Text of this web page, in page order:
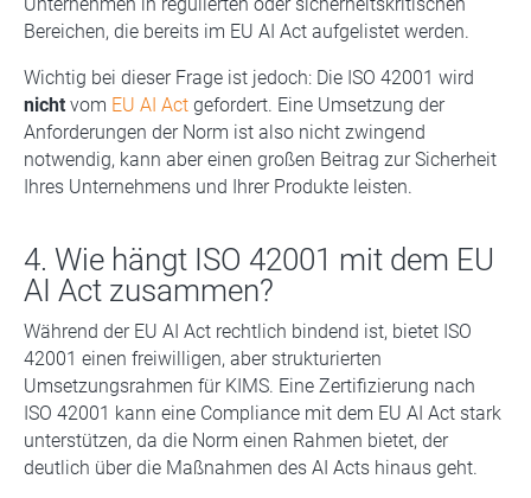
Bereichen, die bereits im EU AI Act aufgelistet werden.
Wichtig bei dieser Frage ist jedoch: Die ISO 42001 wird
nicht vom EU AI Act gefordert. Eine Umsetzung der
Anforderungen der Norm ist also nicht zwingend
notwendig, kann aber einen großen Beitrag zur Sicherheit
Ihres Unternehmens und Ihrer Produkte leisten.
4. Wie hängt ISO 42001 mit dem EU
AI Act zusammen?
Während der EU AI Act rechtlich bindend ist, bietet ISO
42001 einen freiwilligen, aber strukturierten
Umsetzungsrahmen für KIMS. Eine Zertifizierung nach
ISO 42001 kann eine Compliance mit dem EU AI Act stark
unterstützen, da die Norm einen Rahmen bietet, der
deutlich über die Maßnahmen des AI Acts hinaus geht.